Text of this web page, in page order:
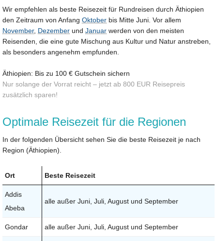
Wir empfehlen als beste Reisezeit für Rundreisen durch Äthiopien
den Zeitraum von Anfang Oktober bis Mitte Juni. Vor allem
November, Dezember und Januar werden von den meisten
Reisenden, die eine gute Mischung aus Kultur und Natur anstreben,
als besonders angenehm empfunden.
Äthiopien: Bis zu 100 € Gutschein sichern
Nur solange der Vorrat reicht – jetzt ab 800 EUR Reisepreis
zusätzlich sparen!
Optimale Reisezeit für die Regionen
In der folgenden Übersicht sehen Sie die beste Reisezeit je nach
Region (Äthiopien).
Ort Beste Reisezeit
Addis
Abeba
alle außer Juni, Juli, August und September
Gondar alle außer Juni, Juli, August und September